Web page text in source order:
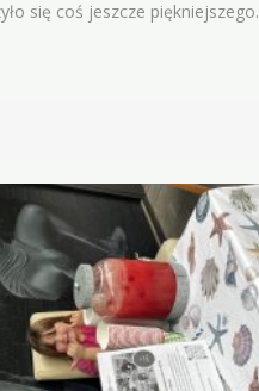
się coś jeszcze piękniejszego.